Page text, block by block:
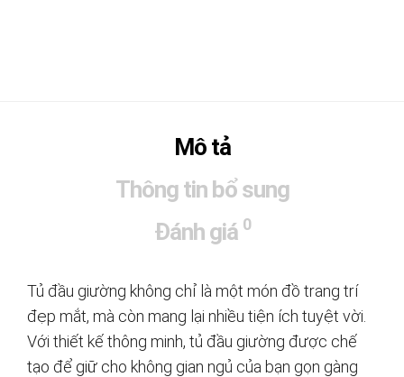
Mô tả
Thông tin bổ sung
Đánh giá 0
Tủ đầu giường không chỉ là một món đồ trang trí
đẹp mắt, mà còn mang lại nhiều tiện ích tuyệt vời.
Với thiết kế thông minh, tủ đầu giường được chế
tạo để giữ cho không gian ngủ của bạn gọn gàng